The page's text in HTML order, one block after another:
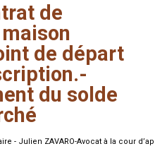
de
maison
de départ
du solde
- Julien ZAVARO-Avocat à la cour